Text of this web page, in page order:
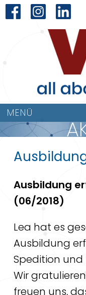
MENÜ
Ausbildung
(06/2018)
Lea hat es
Ausbildung
Spedition
Wir
freuen uns,